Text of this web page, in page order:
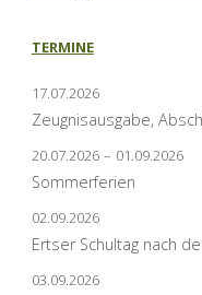
TERMINE
17.07.2026
Zeugnisausgabe,
20.07.2026 – 01.09.2026
Sommerferien
02.09.2026
Ertser Schultag nach
03.09.2026